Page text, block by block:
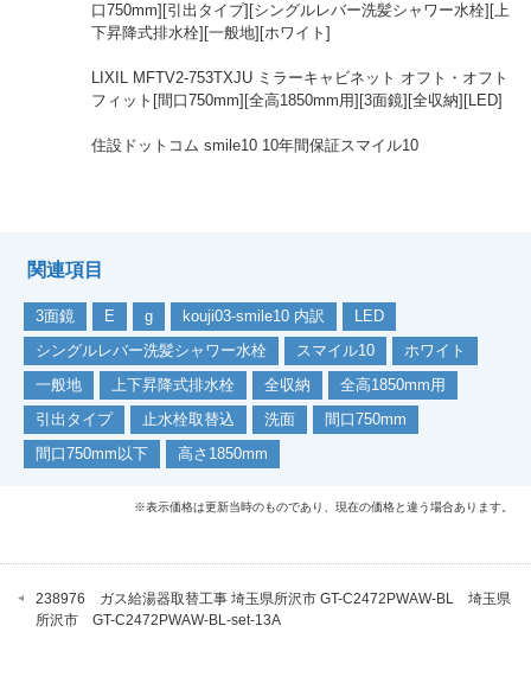
口750mm][引出タイプ][シングルレバー洗髪シャワー水栓][上
下昇降式排水栓][一般地][ホワイト]
LIXIL MFTV2-753TXJU ミラーキャビネット オフト・オフト
フィット[間口750mm][全高1850mm用][3面鏡][全収納][LED]
住設ドットコム smile10 10年間保証スマイル10
関連項目
3面鏡 E g kouji03-smile10 内訳
LED
シングルレバー洗髪シャワー水栓
スマイル10
ホワイト
一般地
上下昇降式排水栓 全収納
全高1850mm用
引出タイプ
止水栓取替込 洗面
間口750mm
間口750mm以下
高さ1850mm
※表示価格は更新当時のものであり、現在の価格と違う場合あります。
238976 ガス給湯器取替工事 埼玉県所沢市 GT-C2472PWAW-BL 埼玉県
所沢市 GT-C2472PWAW-BL-set-13A